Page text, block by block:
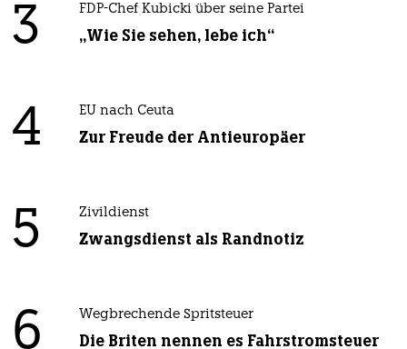
3 FDP-Chef Kubicki über seine Partei
„Wie Sie sehen, lebe ich“
4 EU nach Ceuta
Zur Freude der Antieuropäer
5 Zivildienst
Zwangsdienst als Randnotiz
6 Wegbrechende Spritsteuer
Die Briten nennen es Fahrstromsteuer